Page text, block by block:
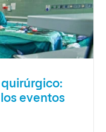
eventos